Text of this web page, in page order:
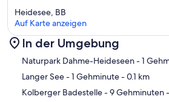
Karte
Heidesee, BB
Auf Karte anzeigen
In der Umgebung
Naturpark Dahme-Heideseen- 1
Langer See- 1 Gehminute- 0.1 km
Kolberger Badestelle- 9 Gehminuten